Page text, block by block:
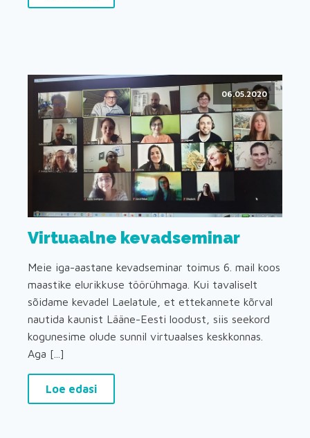
06.05.2020
Virtuaalne kevadseminar
Meie iga-aastane kevadseminar toimus 6. mail koos
maastike elurikkuse töörühmaga. Kui tavaliselt
sõidame kevadel Laelatule, et ettekannete kõrval
nautida kaunist Lääne-Eesti loodust, siis seekord
kogunesime olude sunnil virtuaalses keskkonnas.
Aga [...]
Loe edasi